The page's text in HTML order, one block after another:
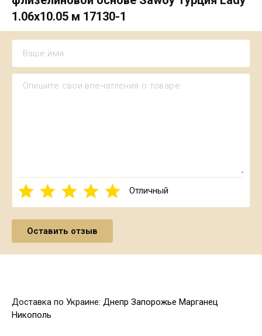
1.06х10.05 м 17130-1
Отличный
Доставка по Украине: Днепр Запорожье Марганец
Никополь